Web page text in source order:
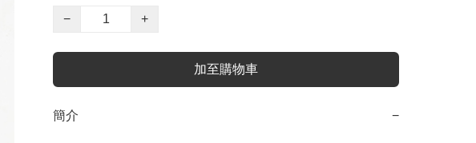
−
+
加至購物車
簡介 −